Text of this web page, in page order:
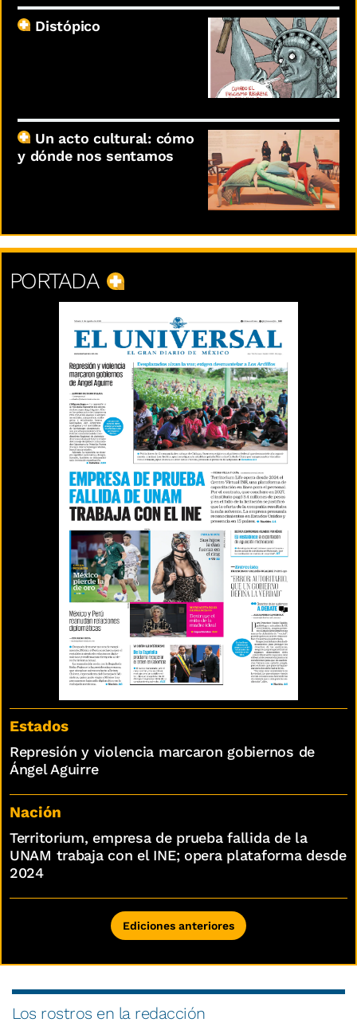
Distópico
Un acto cultural: cómo
y dónde nos sentamos
PORTADA
Estados
Represión y violencia marcaron gobiernos de
Ángel Aguirre
Nación
Territorium, empresa de prueba fallida de la
UNAM trabaja con el INE; opera plataforma desde
2024
Ediciones anteriores
Los rostros en la redacción